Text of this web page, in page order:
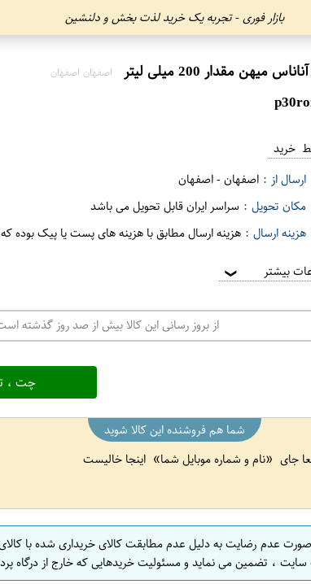
بازار فوری - تجربه یک خرید لذت بخش و دلنشین
میهن مقدار 200 میلی لیتر اصفهان اصفهان
خرید
ارسال از : اصفهان-اصفهان
مکان تحویل : سراسر ایران قابل تحویل می باشد
هزینه ارسال : هزینه ارسال مطابق با هزینه های پست یا پیک بوده
بیشتر ❯
از بروز رسانی این کالا بیش از صد روز گذشته
چت ،
شما هم فروشنده این کالا شوید
جای
نام و شماره موبایل شما اینجا خالیست
صورت عدم رضایت به دلیل عدم مطابقت کالای خریداری شده با
، تضمین می نماید و مسئولیت خریدهایی که خارج از درگاه